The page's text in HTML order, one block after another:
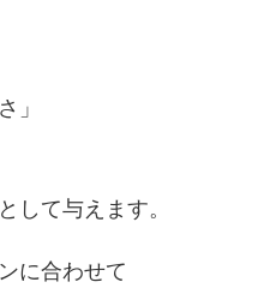
」
して与えます。
に合わせて